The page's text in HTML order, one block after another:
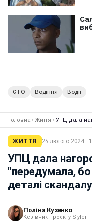
СТО Водіння Водії
Головна › Життя › УПЦ дала
ЖИТТЯ 26 лютого 2024 ·
УПЦ дала
"передумала, бо
деталі скандалу
Поліна Кузенко
Керівник проєкту Styler